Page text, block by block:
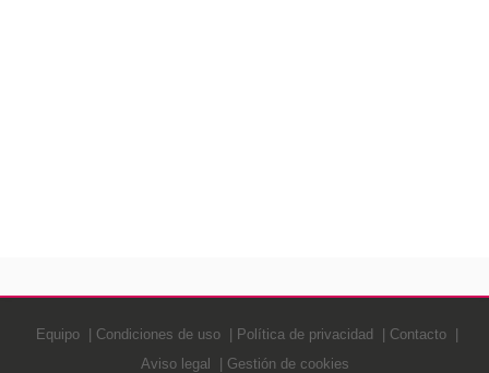
Equipo Condiciones de uso Política de privacidad
Contacto
Aviso legal
Gestión de cookies